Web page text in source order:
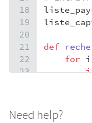
18
19
20
21
22
23
27
def
for i
def
Need help?